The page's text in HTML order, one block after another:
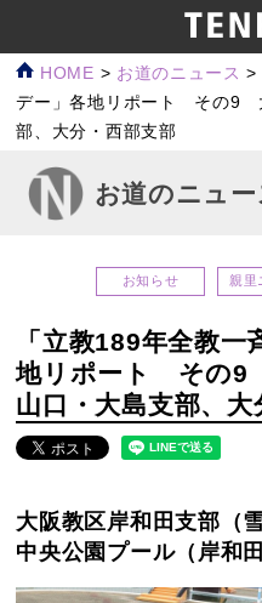
HOME > お道のニュース >
デー」各地リポート その9
部、大分・西部支部
お道のニュー
お知らせ 親里
「立教189年全教
地リポート その9
山口・大島支部、大
大阪教区岸和田支部（
中央公園プール（岸和